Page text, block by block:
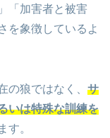
「加害者と被害
を象徴しているよ
の狼ではなく、 サ
いは特殊な訓練を
す。